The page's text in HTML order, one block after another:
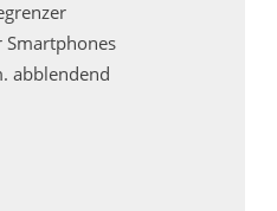
abblendend